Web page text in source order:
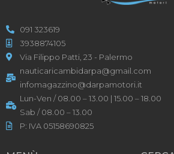
091 323619
3938874105
Via Filippo Patti, 23 - Palermo
nauticaricambidarpa@gmail.com
infomagazzino@darpamotori.it
Lun-Ven / 08.00 – 13.00 | 15.00 – 18.00
Sab / 08.00 – 13.00
P: IVA 05158690825